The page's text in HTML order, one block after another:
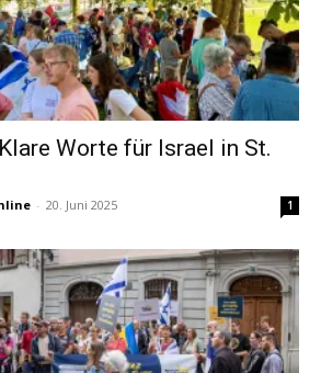
Worte für Israel in St.
- 20. Juni 2025 1